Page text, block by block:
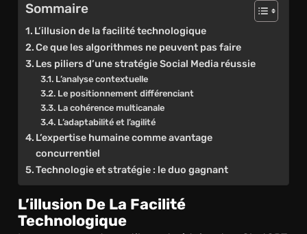
Sommaire
L’illusion de la facilité technologique
Ce que les algorithmes ne peuvent pas faire
Les piliers d’une stratégie Social Media réussie
L’analyse contextuelle
Le positionnement différenciant
La cohérence multicanale
L’adaptabilité et l’agilité
L’expertise humaine comme avantage
concurrentiel
Technologie et stratégie : le duo gagnant
L’illusion De La Facilité
Technologique